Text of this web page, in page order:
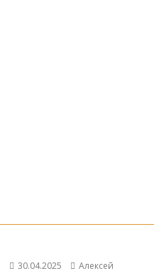
30.04.2025 Алексей